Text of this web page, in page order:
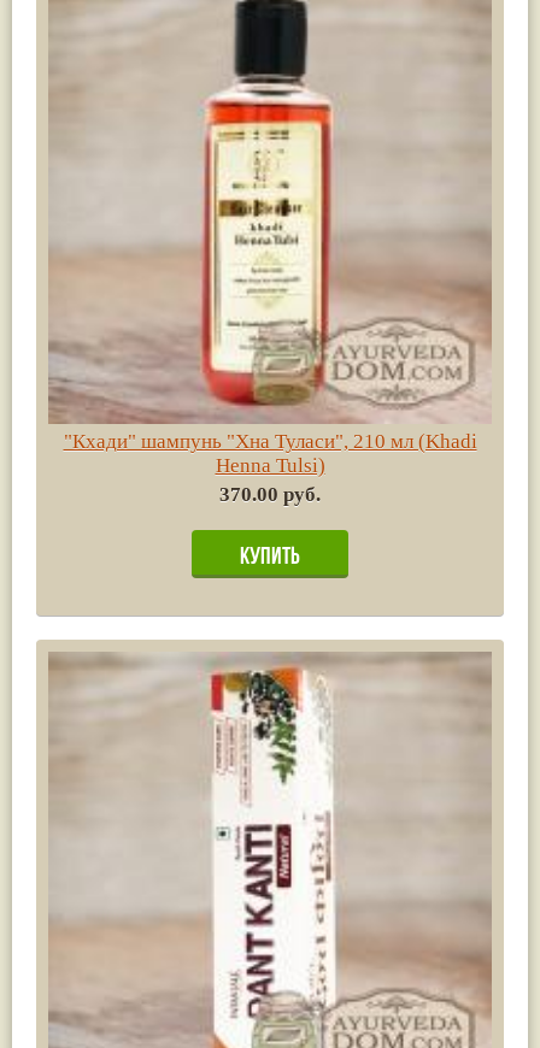
"Кхади" шампунь "Хна Туласи", 210 мл (Khadi
Henna Tulsi)
370.00 руб.